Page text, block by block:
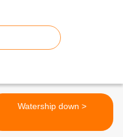
Watership down >